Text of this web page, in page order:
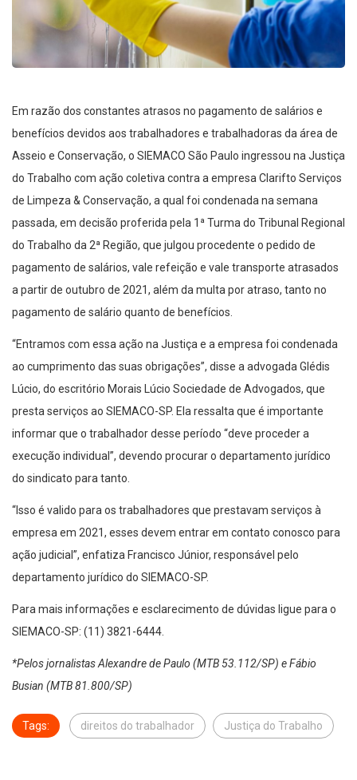
Em razão dos constantes atrasos no pagamento de salários e
benefícios devidos aos trabalhadores e trabalhadoras da área de
Asseio e Conservação, o SIEMACO São Paulo ingressou na Justiça
do Trabalho com ação coletiva contra a empresa Clarifto Serviços
de Limpeza & Conservação, a qual foi condenada na semana
passada, em decisão proferida pela 1ª Turma do Tribunal Regional
do Trabalho da 2ª Região, que julgou procedente o pedido de
pagamento de salários, vale refeição e vale transporte atrasados
a partir de outubro de 2021, além da multa por atraso, tanto no
pagamento de salário quanto de benefícios.
“Entramos com essa ação na Justiça e a empresa foi condenada
ao cumprimento das suas obrigações”, disse a advogada Glédis
Lúcio, do escritório Morais Lúcio Sociedade de Advogados, que
presta serviços ao SIEMACO-SP. Ela ressalta que é importante
informar que o trabalhador desse período “deve proceder a
execução individual”, devendo procurar o departamento jurídico
do sindicato para tanto.
“Isso é valido para os trabalhadores que prestavam serviços à
empresa em 2021, esses devem entrar em contato conosco para
ação judicial”, enfatiza Francisco Júnior, responsável pelo
departamento jurídico do SIEMACO-SP.
Para mais informações e esclarecimento de dúvidas ligue para o
SIEMACO-SP: (11) 3821-6444.
*Pelos jornalistas Alexandre de Paulo (MTB 53.112/SP) e Fábio
Busian (MTB 81.800/SP)
Tags: direitos do trabalhador Justiça do Trabalho